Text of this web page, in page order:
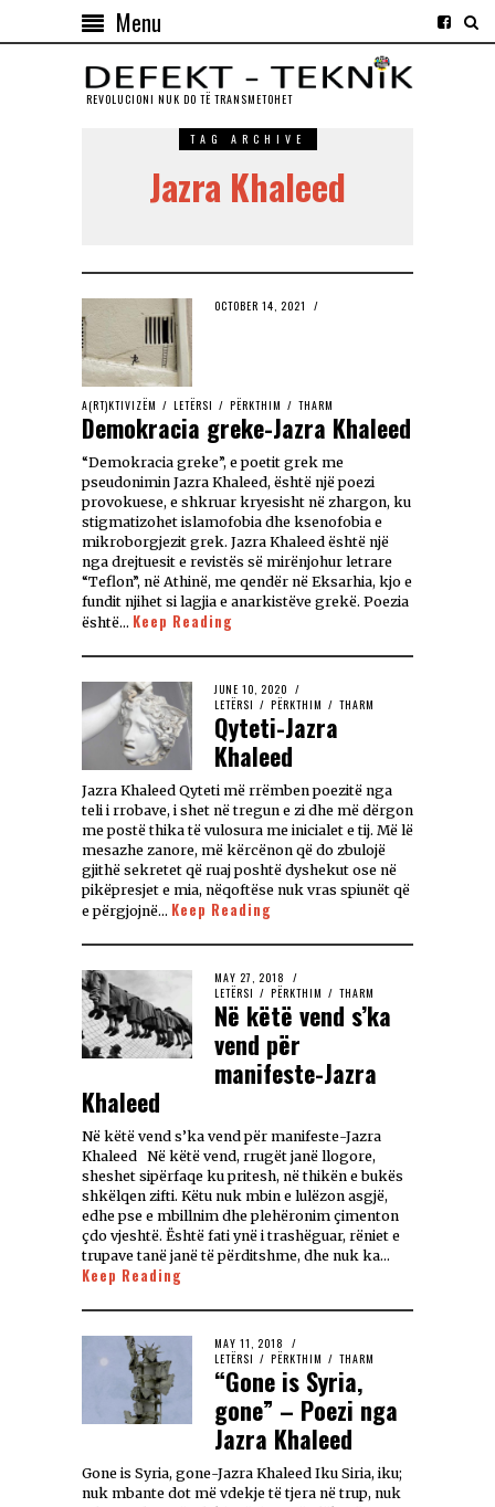
Menu
REVOLUCIONI NUK DO TЁ TRANSMETOHET
TAG ARCHIVE
Jazra Khaleed
OCTOBER 14, 2021
A(RT)KTIVIZËM / LETËRSI / PËRKTHIM / THARM
Demokracia greke-Jazra Khaleed
“Demokracia greke”, e poetit grek me
pseudonimin Jazra Khaleed, është një poezi
provokuese, e shkruar kryesisht në zhargon, ku
stigmatizohet islamofobia dhe ksenofobia e
mikroborgjezit grek. Jazra Khaleed është një
nga drejtuesit e revistës së mirënjohur letrare
“Teflon”, në Athinë, me qendër në Eksarhia, kjo e
fundit njihet si lagjia e anarkistëve grekë. Poezia
është… Keep Reading
JUNE 10, 2020
LETËRSI / PËRKTHIM / THARM
Qyteti-Jazra
Khaleed
Jazra Khaleed Qyteti më rrëmben poezitë nga
teli i rrobave, i shet në tregun e zi dhe më dërgon
me postë thika të vulosura me inicialet e tij. Më lë
mesazhe zanore, më kërcënon që do zbulojë
gjithë sekretet që ruaj poshtë dyshekut ose në
pikëpresjet e mia, nëqoftëse nuk vras spiunët që
e përgjojnë… Keep Reading
MAY 27, 2018
LETËRSI / PËRKTHIM / THARM
Në këtë vend s’ka
vend për
manifeste-Jazra
Khaleed
Në këtë vend s’ka vend për manifeste-Jazra
Khaleed Në këtë vend, rrugët janë llogore,
sheshet sipërfaqe ku pritesh, në thikën e bukës
shkëlqen zifti. Këtu nuk mbin e lulëzon asgjë,
edhe pse e mbillnim dhe plehëronim çimenton
çdo vjeshtë. Është fati ynë i trashëguar, rëniet e
trupave tanë janë të përditshme, dhe nuk ka…
Keep Reading
MAY 11, 2018
LETËRSI / PËRKTHIM / THARM
“Gone is Syria,
gone” – Poezi nga
Jazra Khaleed
Gone is Syria, gone-Jazra Khaleed Iku Siria, iku;
nuk mbante dot më vdekje të tjera në trup, nuk